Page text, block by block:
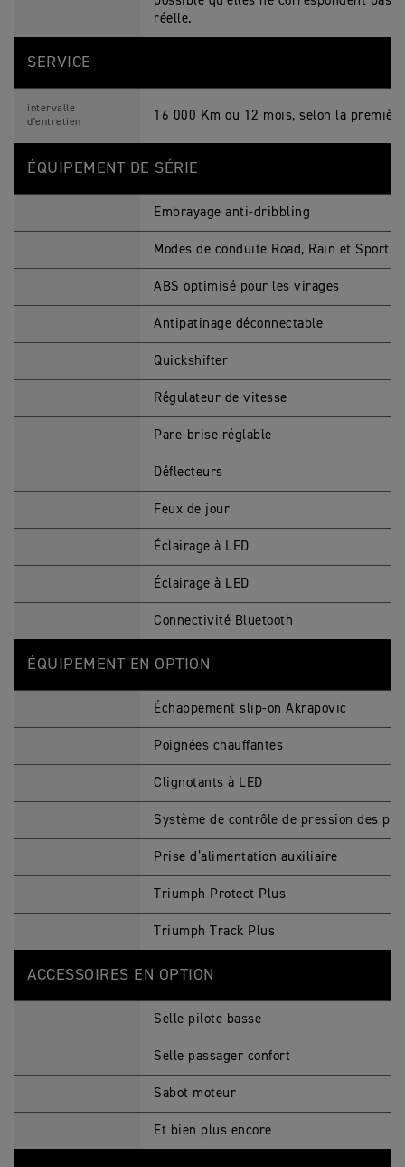
réelle.
SERVICE
intervalle
d'entretien
16 000 Km ou 12 mois, selon la
ÉQUIPEMENT DE SÉRIE
Embrayage anti-dribbling
Modes de conduite Road, Rain et Sport
ABS optimisé pour les virages
Antipatinage déconnectable
Quickshifter
Régulateur de vitesse
Pare-brise réglable
Déflecteurs
Feux de jour
Éclairage à LED
Éclairage à LED
Connectivité Bluetooth
ÉQUIPEMENT EN OPTION
Échappement slip-on Akrapovic
Poignées chauffantes
Clignotants à LED
Système de contrôle de pression des
Prise d’alimentation auxiliaire
Triumph Protect Plus
Triumph Track Plus
ACCESSOIRES EN OPTION
Selle pilote basse
Selle passager confort
Sabot moteur
Et bien plus encore